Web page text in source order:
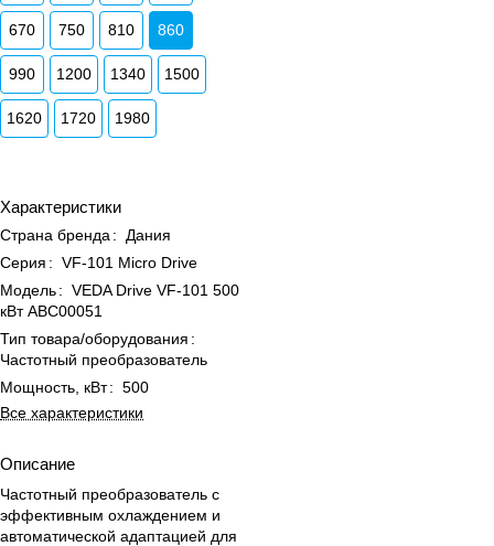
670 750 810 860
990 1200 1340 1500
1620 1720 1980
Характеристики
Страна бренда :
Дания
Серия : VF-101 Micro Drive
Модель: VEDA Drive VF-101 500
кВт ABC00051
Тип товара/оборудования :
Частотный преобразователь
Мощность, кВт: 500
Все характеристики
Описание
Частотный преобразователь с
эффективным охлаждением и
автоматической адаптацией для